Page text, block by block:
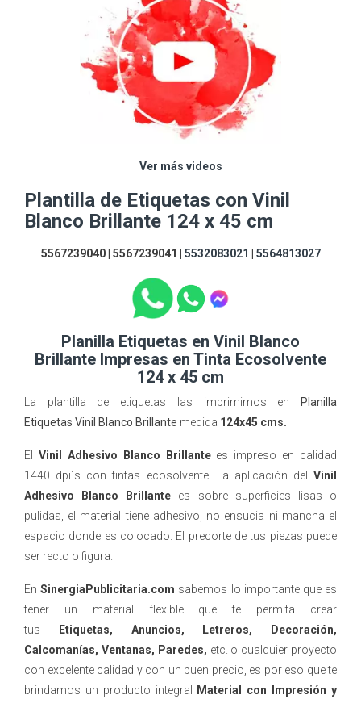
Ver más videos
Plantilla de Etiquetas con Vinil
Blanco Brillante 124 x 45 cm
5567239040 | 5567239041 | 5532083021 5564813027
Planilla Etiquetas en Vinil Blanco
Brillante Impresas en Tinta Ecosolvente
124 x 45 cm
La plantilla de etiquetas las imprimimos en
Planilla
Etiquetas Vinil Blanco Brillante medida 124x45 cms.
El Vinil Adhesivo Blanco Brillantees impreso en calidad
1440 dpi´s con tintas ecosolvente. La aplicación del Vinil
Adhesivo Blanco Brillante es sobre superficies lisas o
pulidas, el material tiene adhesivo, no ensucia ni mancha el
espacio donde es colocado. El precorte de tus piezas puede
ser recto o figura.
EnSinergiaPublicitaria.com sabemos lo importante que es
tener un material flexible que te permita crear
tus
Etiquetas, Anuncios, Letreros, Decoración,
Calcomanías, Ventanas, Paredes, etc. o cualquier proyecto
con excelente calidad y con un buen precio, es por eso que te
brindamos un producto integral
Material con Impresión y